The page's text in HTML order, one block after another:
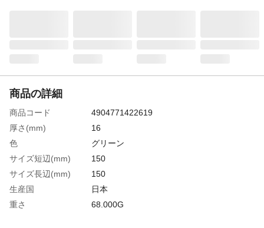
商品の詳細
商品コード
4904771422619
厚さ(mm)
16
色
グリーン
サイズ短辺(mm)
150
サイズ長辺(mm)
150
生産国
日本
重さ
68.000G